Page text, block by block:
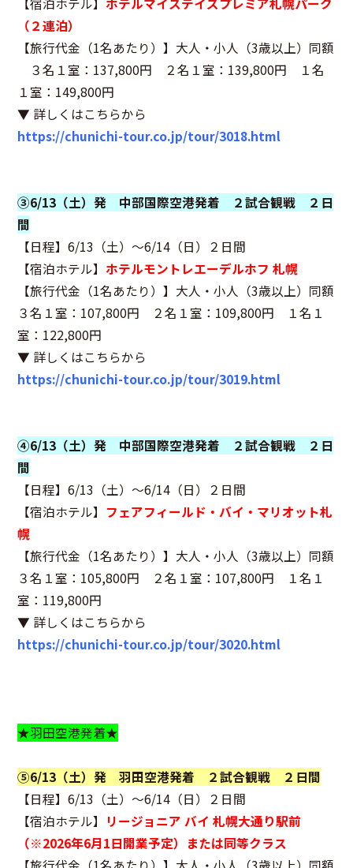
（２連泊）
【旅行代金（1名あたり）】大人・小人（3歳以上）同額
３名１室：137,800円 ２名１室：139,800円 １名
１室：149,800円
▼ 詳しくはこちらから
https://chunichi-tour.co.jp/tour/3018.html
③6/13（土）発 中部国際空港発着 ２試合観戦 ２日
間
【日程】6/13（土）～6/14（日）２日間
【宿泊ホテル】 ホテルモントレエーデルホフ 札幌
【旅行代金（1名あたり）】大人・小人（3歳以上）同額
３名１室：107,800円 ２名１室：109,800円 １名１
室：122,800円
▼ 詳しくはこちらから
https://chunichi-tour.co.jp/tour/3019.html
④6/13（土）発 中部国際空港発着 ２試合観戦 ２日
間
【日程】6/13（土）～6/14（日）２日間
【宿泊ホテル】 フェアフィールド・バイ・マリオット札
幌
【旅行代金（1名あたり）】大人・小人（3歳以上）同額
３名１室：105,800円 ２名１室：107,800円 １名１
室：119,800円
▼ 詳しくはこちらから
https://chunichi-tour.co.jp/tour/3020.html
★羽田空港発着★
⑤6/13（土）発 羽田空港発着 ２試合観戦 ２日間
【日程】6/13（土）～6/14（日）２日間
【宿泊ホテル】
リージョニア バイ 札幌大通り駅前
（※2026年6月1日開業予定）または同等クラス